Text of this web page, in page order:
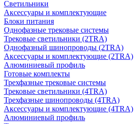
Светильники
Аксессуары и комплектующие
Блоки питания
Однофазные трековые системы
Трековые светильники (2TRA)
Однофазный шинопроводы (2TRA)
Аксессуары и комплектующие (2TRA)
Алюминиевый профиль
Готовые комплекты
Трехфазные трековые системы
Трековые светильники (4TRA)
Трехфазные шинопроводы (4TRA)
Аксессуары и комплектующие (4TRA)
Алюминиевый профиль